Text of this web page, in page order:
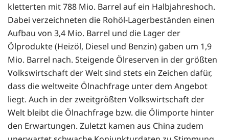
kletterten mit 788 Mio. Barrel auf ein Halbjahreshoch.
Dabei verzeichneten die Rohöl-Lagerbeständen einen
Aufbau von 3,4 Mio. Barrel und die Lager der
Ölprodukte (Heizöl, Diesel und Benzin) gaben um 1,9
Mio. Barrel nach. Steigende Ölreserven in der größten
Volkswirtschaft der Welt sind stets ein Zeichen dafür,
dass die weltweite Ölnachfrage unter dem Angebot
liegt. Auch in der zweitgrößten Volkswirtschaft der
Welt bleibt die Ölnachfrage bzw. die Ölimporte hinter
den Erwartungen. Zuletzt kamen aus China zudem